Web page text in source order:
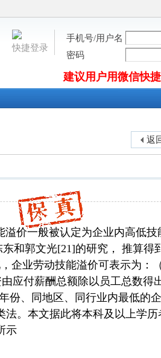
手机号/用户名
密码
建议用户用微信快
快捷登录
返
溢价一般被认定为企业内高低技
东和郭文光[21]的研究， 推算得
企业劳动技能溢价可表示为：
应付薪酬总额除以员工总数得
份、同地区、同行业内最低的
法。本文据此将本科及以上学历
示